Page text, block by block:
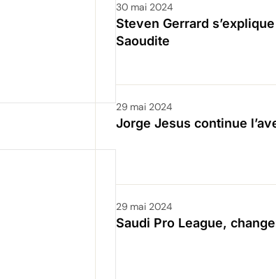
30 mai 2024
Steven Gerrard
Saoudite
29 mai 2024
Jorge Jesus continue
29 mai 2024
Saudi Pro League,